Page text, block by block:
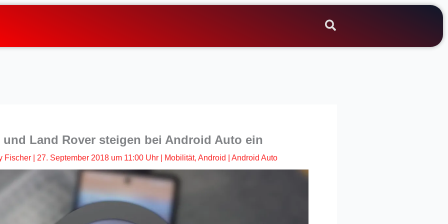
und Land Rover steigen bei Android Auto ein
Fischer 27. September 2018 um 11:00 Uhr Mobilität, Android Android Auto